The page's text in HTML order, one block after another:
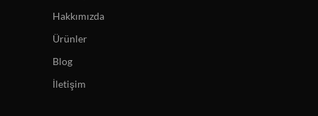
Hakkımızda
Ürünler
Blog
İletişim